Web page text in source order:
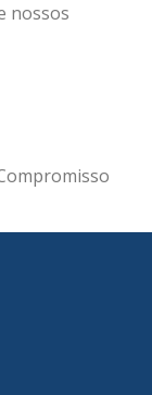
nossos